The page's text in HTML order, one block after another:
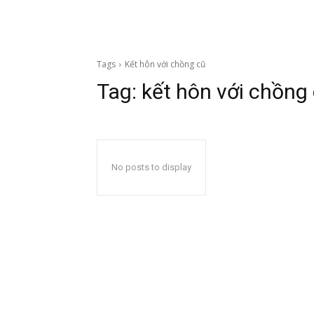
Tags Kết hôn với chồng cũ
Tag: kết hôn với chồng
No posts to display